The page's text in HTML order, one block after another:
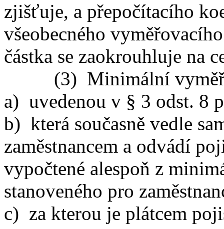
zjišťuje, a přepočítacího
všeobecného
částka se zaokrouhluje na
(3) Minimální
a) uvedenou v § 3 odst. 8
b) která současně vedle
zaměstnancem a odvádí
vypočtené alespoň z
stanoveného pro
c) za kterou je plátcem